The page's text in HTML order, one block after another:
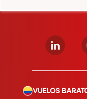
VUELOS